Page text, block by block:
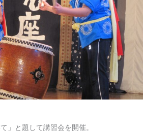
」と題して講習会を開催。